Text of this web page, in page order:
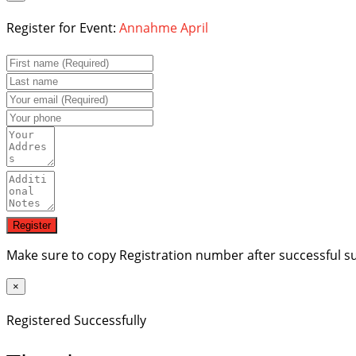
Register for Event: Annahme April
Make sure to copy Registration number after successful
×
Registered Successfully